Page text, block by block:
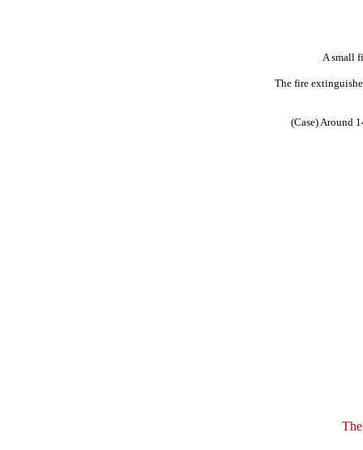
A small
The fire
(Case) Around